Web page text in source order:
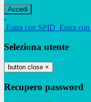
-
Entra con SPID Entra
Seleziona utente
button close ×
Recupero password